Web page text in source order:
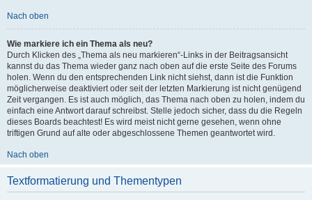
Nach oben
Wie markiere ich ein Thema als neu?
Durch Klicken des „Thema als neu markieren“-Links in der Beitragsansicht
kannst du das Thema wieder ganz nach oben auf die erste Seite des Forums
holen. Wenn du den entsprechenden Link nicht siehst, dann ist die Funktion
möglicherweise deaktiviert oder seit der letzten Markierung ist nicht genügend
Zeit vergangen. Es ist auch möglich, das Thema nach oben zu holen, indem du
einfach eine Antwort darauf schreibst. Stelle jedoch sicher, dass du die Regeln
dieses Boards beachtest! Es wird meist nicht gerne gesehen, wenn ohne
triftigen Grund auf alte oder abgeschlossene Themen geantwortet wird.
Nach oben
Textformatierung und Thementypen